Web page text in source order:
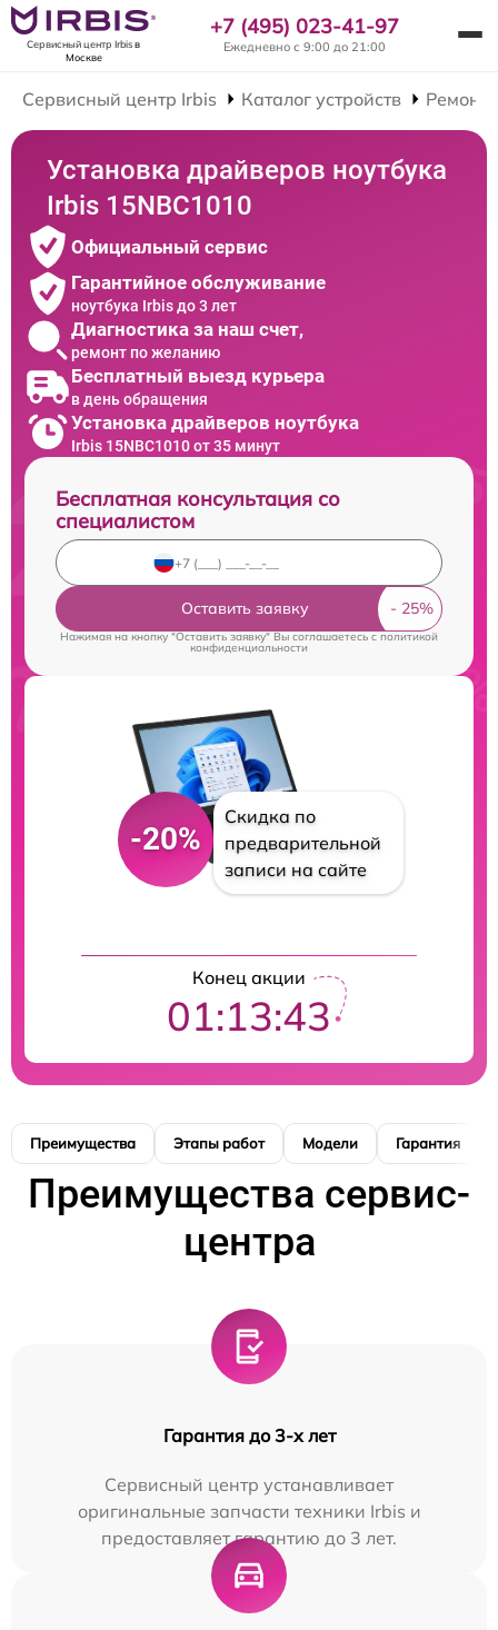
Сервисный центр Irbisв
Москве
+7 (495) 023-41-97
Ежедневно с 9:00 до 21:00
Сервисный центр Irbis Каталог устройств Ремонт
Установка драйверов ноутбука
Irbis 15NBC1010
Официальный сервис
Гарантийное обслуживание
ноутбука Irbis до 3 лет
Диагностика за наш счет,
ремонт по желанию
Бесплатный выезд курьера
в день обращения
Установка драйверов ноутбука
Irbis 15NBC1010 от 35 минут
Бесплатная консультация со
специалистом
Оставить заявку
Нажимая на кнопку "Оставить заявку" Вы соглашаетесь c политикой
конфиденциальности
-20%
Скидка по
предварительной
записи на сайте
Конец акции
01:13:41
Преимущества Этапы работ Модели Гарантия
Преимущества сервис-
центра
Гарантия до 3-х лет
Сервисный центр устанавливает
оригинальные запчасти техники Irbis и
предоставляет гарантию до 3 лет.